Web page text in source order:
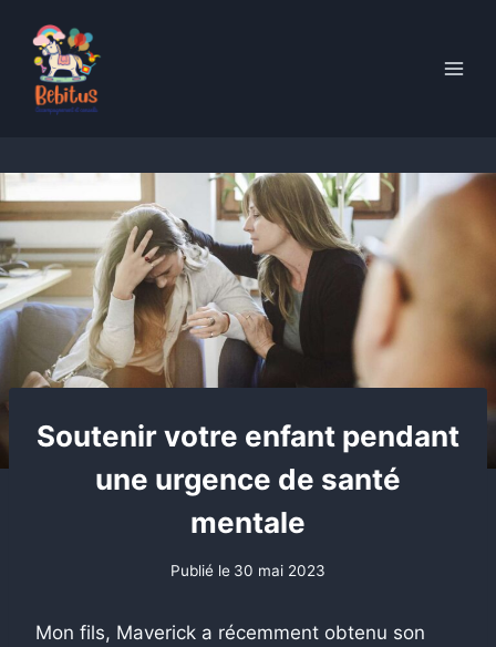
content
Soutenir votre enfant pendant
une urgence de santé
mentale
Publié le 30 mai 2023
Mon fils, Maverick a récemment obtenu son